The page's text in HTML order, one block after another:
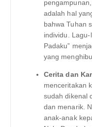
adalah hal
bahwa Tuhan
individu. Lagu-
Padaku”
yang
Cerita dan
menceritakan
sudah dikenal
dan menarik.
anak-anak